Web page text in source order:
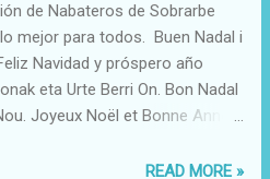
siguiente Javier Garces
(Nabateros Sobrarbe)
Laspuña-Huesca B).-El
participaciones de las personas
la comarca lo realizarán tres
de Nabateros de Sobrarbe
mejor para todos. Buen Nadal i
Navidad y próspero año
eta Urte Berri On. Bon Nadal
Joyeux Noël et Bonne Année.
uut aastat. Vesele bozicne
READ MORE »